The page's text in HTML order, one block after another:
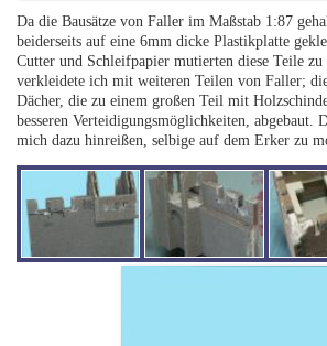
Da die Bausätze von Faller im Maßstab 1:87
beiderseits auf eine 6mm dicke Plastikplatte
Cutter und Schleifpapier mutierten diese Teile
verkleidete ich mit weiteren Teilen von Faller;
Dächer, die zu einem großen Teil mit
besseren Verteidigungsmöglichkeiten, abgebaut.
mich dazu hinreißen, selbige auf dem Erker zu